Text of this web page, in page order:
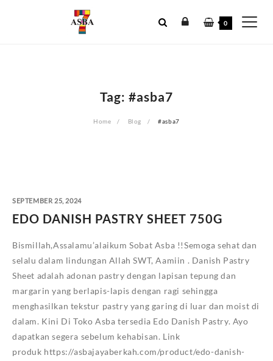
0
Tag: #asba7
Home Blog #asba7
SEPTEMBER 25, 2024
EDO DANISH PASTRY SHEET 750G
Bismillah,Assalamu’alaikum Sobat Asba !!Semoga sehat dan
selalu dalam lindungan Allah SWT, Aamiin . Danish Pastry
Sheet adalah adonan pastry dengan lapisan tepung dan
margarin yang berlapis-lapis dengan ragi sehingga
menghasilkan tekstur pastry yang garing di luar dan moist di
dalam. Kini Di Toko Asba tersedia Edo Danish Pastry. Ayo
dapatkan segera sebelum kehabisan. Link
produk https://asbajayaberkah.com/product/edo-danish-